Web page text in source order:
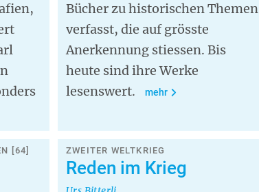
Bücher zu historischen Themen
verfasst, die auf grösste
Anerkennung stiessen. Bis
heute sind ihre Werke
lesenswert.
mehr
[64] ZWEITER WELTKRIEG
Reden im Krieg